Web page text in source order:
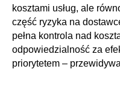
kosztami usług, ale
część ryzyka na
pełna kontrola nad
odpowiedzialność za
priorytetem –